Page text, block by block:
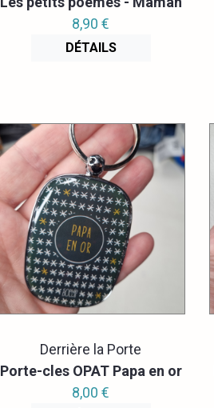
8,90 €
DÉTAILS
Derrière la Porte
Porte-cles OPAT Papa en or
8,00 €